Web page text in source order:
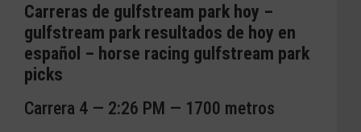
Carreras de gulfstream park hoy –
gulfstream park resultados de hoy en
español – horse racing gulfstream park
picks
Carrera 4 — 2:26 PM — 1700 metros